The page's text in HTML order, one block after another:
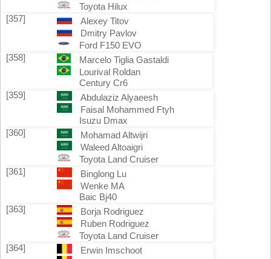
Toyota Hilux
[357]
Alexey Titov
Dmitry Pavlov
Ford F150 EVO
[358]
Marcelo Tiglia Gastaldi
Lourival Roldan
Century Cr6
[359]
Abdulaziz Alyaeesh
Faisal Mohammed Ftyh
Isuzu Dmax
[360]
Mohamad Altwijri
Waleed Altoaigri
Toyota Land Cruiser
[361]
Binglong Lu
Wenke MA
Baic Bj40
[363]
Borja Rodriguez
Ruben Rodriguez
Toyota Land Cruiser
[364]
Erwin Imschoot